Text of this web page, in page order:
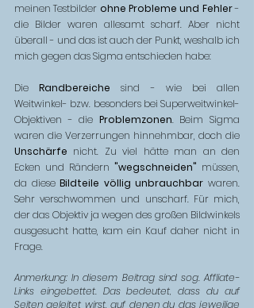
meinen Testbilder ohne Probleme und Fehler -
die Bilder waren allesamt scharf. Aber nicht
überall - und das ist auch der Punkt, weshalb ich
mich gegen das Sigma entschieden habe:
Die Randbereiche sind - wie bei allen
Weitwinkel- bzw. besonders bei Superweitwinkel-
Objektiven - die Problemzonen. Beim Sigma
Unschärfe nicht. Zu viel hätte man an den
Ecken und Rändern "wegschneiden" müssen,
da diese Bildteile völlig unbrauchbar waren.
Sehr verschwommen und unscharf. Für mich,
der das Objektiv ja wegen des großen Bildwinkels
ausgesucht hatte, kam ein Kauf daher nicht in
Frage.
Anmerkung: In diesem Beitrag sind sog. Affliate-
Links eingebettet. Das bedeutet, dass du auf
Seiten geleitet wirst, auf denen du das jeweilige